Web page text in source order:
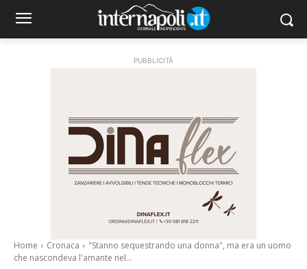
PUBBLICITÀ
Home Cronaca
"Stanno sequestrando una donna", ma era un uomo
che nascondeva l'amante nel...